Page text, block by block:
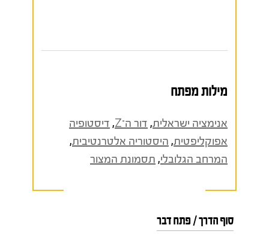
מילות מפתח
אנימציה ישראלית, דור ה־Z , דיסטופיה
אפוקליפטית, היסטוריה אלטרנטיבית,
המרחב הגלובלי, תסמונת המצור
סוף הדרך / פתח דבר